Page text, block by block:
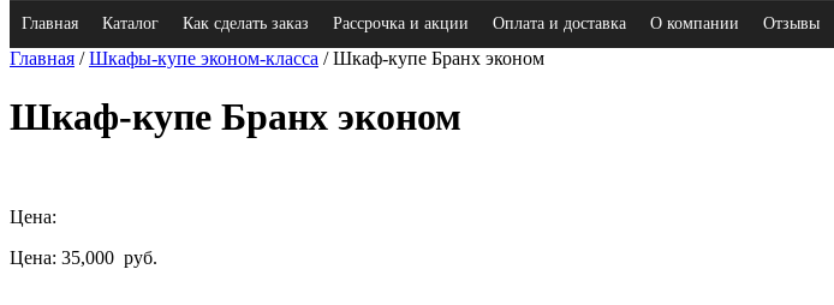
Главная Каталог Как сделать заказ Рассрочка и акции Оплата и доставка О компании Отзывы
Главная /Шкафы-купе эконом-класса / Шкаф-купе Бранх эконом
Шкаф-купе Бранх эконом
Цена:
Цена: 35,000 руб.